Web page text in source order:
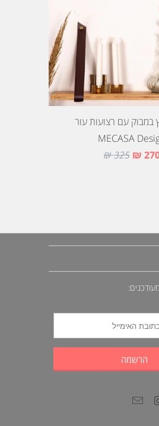
במבוק עם רצועות עור
MECASA
270
325 ₪